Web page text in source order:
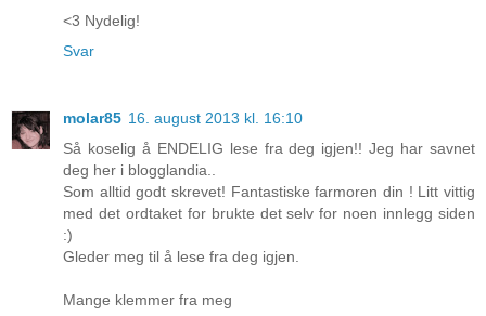
<3 Nydelig!
Svar
molar85 16. august 2013 kl. 16:10
Så koselig å ENDELIG lese fra deg igjen!! Jeg har savnet
deg her i blogglandia..
Som alltid godt skrevet! Fantastiske farmoren din ! Litt vittig
med det ordtaket for brukte det selv for noen innlegg siden
:)
Gleder meg til å lese fra deg igjen.
Mange klemmer fra meg